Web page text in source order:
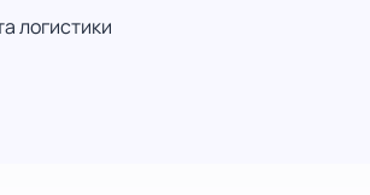
логистики